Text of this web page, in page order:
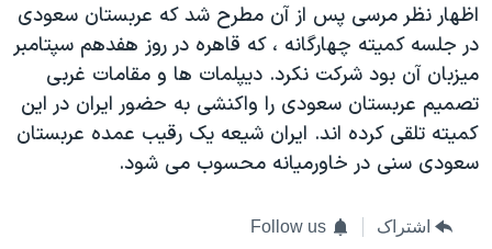
اظهار نظر مرسی پس از آن مطرح شد که عربستان سعودی
در جلسه کمیته چهارگانه ، که قاهره در روز هفدهم سپتامبر
میزبان آن بود شرکت نکرد. دیپلمات ها و مقامات غربی
تصمیم عربستان سعودی را واکنشی به حضور ایران در این
کمیته تلقی کرده اند. ایران شیعه یک رقیب عمده عربستان
سعودی سنی در خاورمیانه محسوب می شود.
اشتراک Follow us